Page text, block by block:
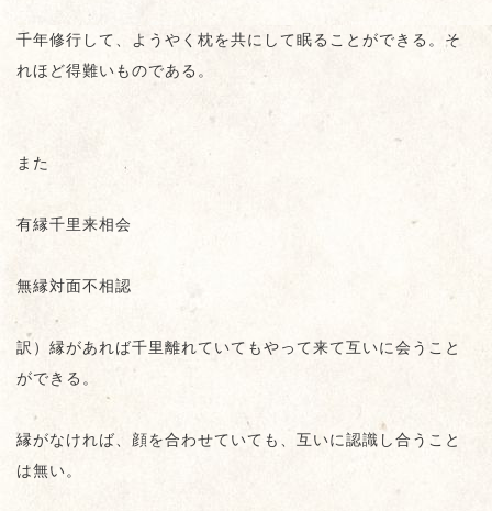
千年修行して、ようやく枕を共にして眠ることができる。そ
れほど得難いものである。
また
有縁千里来相会
無縁対面不相認
訳）縁があれば千里離れていてもやって来て互いに会うこと
ができる。
縁がなければ、顔を合わせていても、互いに認識し合うこと
は無い。